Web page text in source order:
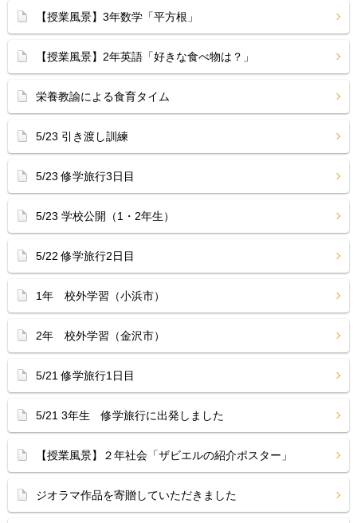
【授業風景】3年数学「平方根」
【授業風景】2年英語「好きな食べ物は？」
栄養教諭による食育タイム
5/23 引き渡し訓練
5/23 修学旅行3日目
5/23 学校公開（1・2年生）
5/22 修学旅行2日目
1年 校外学習（小浜市）
2年 校外学習（金沢市）
5/21 修学旅行1日目
5/21 3年生 修学旅行に出発しました
【授業風景】２年社会「ザビエルの紹介ポスター」
ジオラマ作品を寄贈していただきました